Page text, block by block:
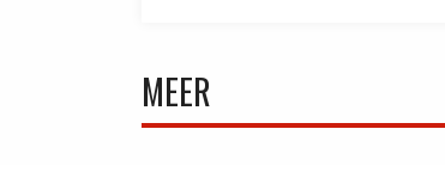
MEER